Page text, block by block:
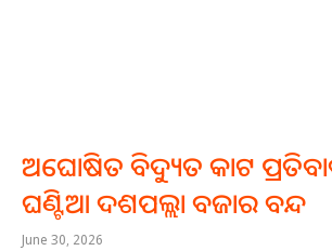
ଅଘୋଷିତ ବିଦ୍ୟୁତ କାଟ
ଘଣ୍ଟିଆ ଦଶପଲ୍ଲା ବଜାର ବନ୍ଦ
June 30, 2026